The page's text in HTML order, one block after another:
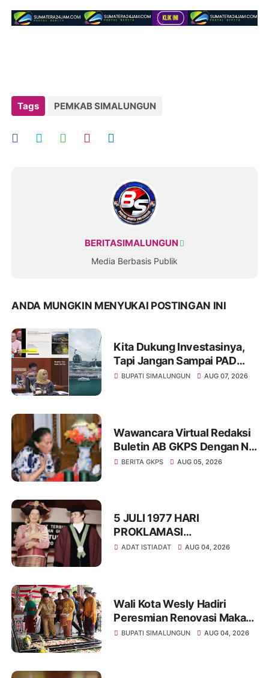
Tags PEMKAB SIMALUNGUN
BERITASIMALUNGUN
Media Berbasis Publik
ANDA MUNGKIN MENYUKAI POSTINGAN INI
Kita Dukung Investasinya,
Tapi Jangan Sampai PAD
Simalungun yang Jadi
BUPATI SIMALUNGUN AUG 07, 2026
Wawancara Virtual Redaksi
Buletin AB GKPS Dengan Ny
St RK Purba Pakpak Boru
BERITA GKPS AUG 05, 2026
5 JULI 1977 HARI
PROKLAMASI
KEMERDEKAAN BAHASA
ADAT ISTIADAT AUG 04, 2026
Wali Kota Wesly Hadiri
Peresmian Renovasi Makam
dr. Djasamen Saragih, Ajak
BUPATI SIMALUNGUN AUG 04, 2026